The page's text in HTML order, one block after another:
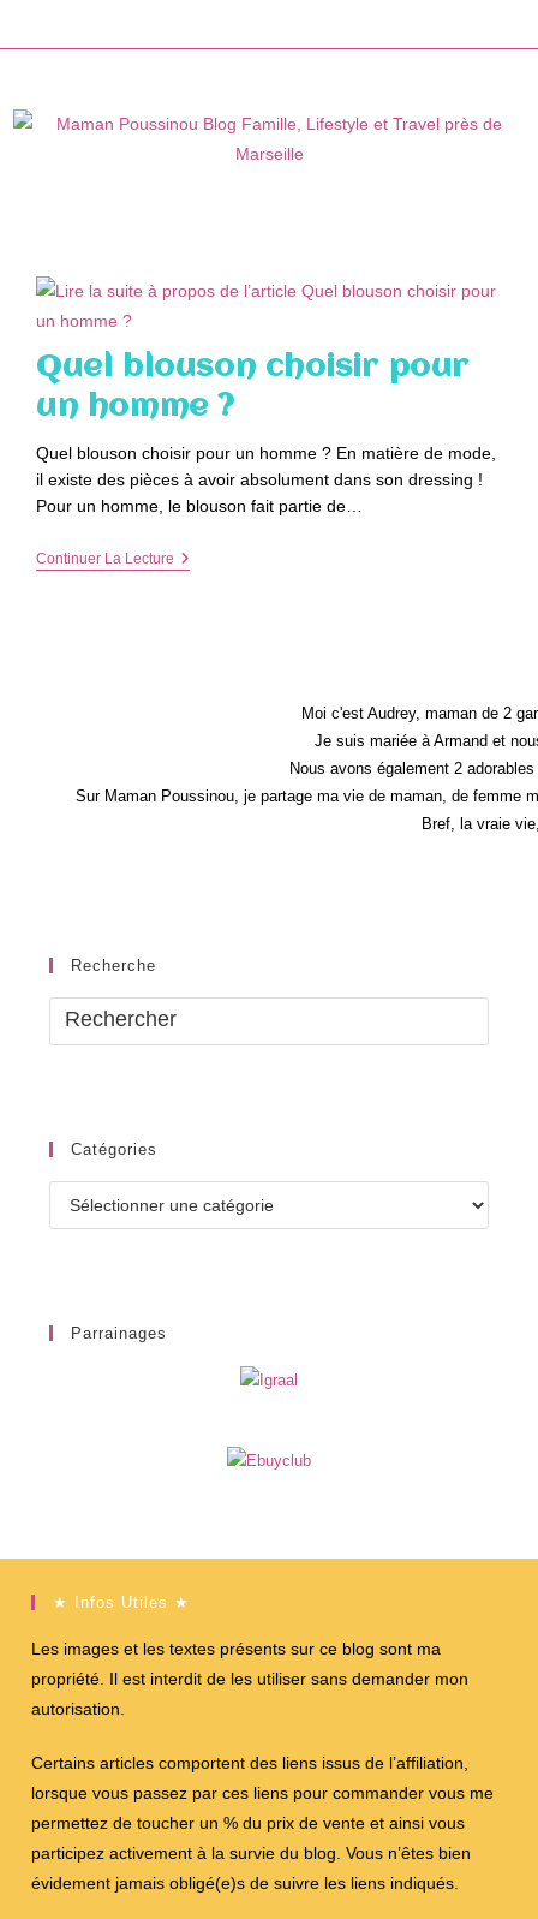
Quel blouson choisir pour
un homme ?
Quel blouson choisir pour un homme ? En matière de mode,
il existe des pièces à avoir absolument dans son dressing !
Pour un homme, le blouson fait partie de…
Continuer La LectureQuel
Moi c'est Audrey, maman de 2
Je suis mariée à Armand et
Nous avons également 2
Sur Maman Poussinou, je partage ma vie de maman, de femme
Bref, la vraie
Recherche
Catégories
Parrainages
★ Infos Utiles ★
Les images et les textes présents sur ce blog sont ma
propriété. Il est interdit de les utiliser sans demander mon
autorisation.
Certains articles comportent des liens issus de l’affiliation,
lorsque vous passez par ces liens pour commander vous me
permettez de toucher un % du prix de vente et ainsi vous
participez activement à la survie du blog. Vous n’êtes bien
évidement jamais obligé(e)s de suivre les liens indiqués.